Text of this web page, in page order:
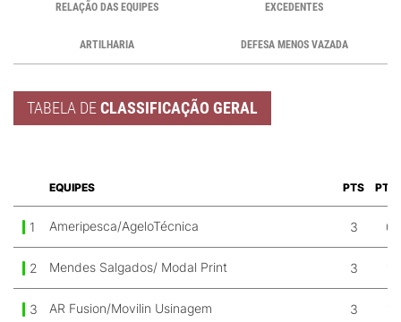
RELAÇÃO DAS EQUIPES EXCEDENTES
ARTILHARIA DEFESA MENOS VAZADA
TABELA DECLASSIFICAÇÃO GERAL
EQUIPES PTS
1 Ameripesca/AgeloTécnica 3 0
2 Mendes Salgados/ Modal Print 3
3 AR Fusion/Movilin Usinagem 3